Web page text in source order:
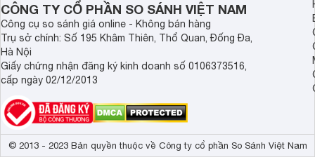
CÔNG TY CỔ PHẦN SO SÁNH VIỆT NAM
Công cụ so sánh giá online - Không bán hàng
Trụ sở chính: Số 195 Khâm Thiên, Thổ Quan, Đống Đa,
Hà Nội
Giấy chứng nhận đăng ký kinh doanh số 0106373516,
cấp ngày 02/12/2013
© 2013 - 2023 Bản quyền thuộc về Công ty cổ phần So Sánh Việt Nam